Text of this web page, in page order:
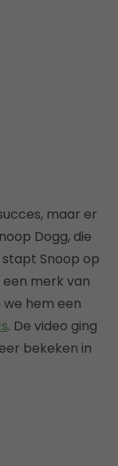
maar er
Dogg, die
Snoop op
merk van
hem een
. De video ging
bekeken in